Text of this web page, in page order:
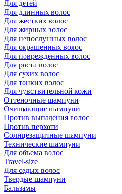
Для детей
Для длинных волос
Для жестких волос
Для жирных волос
Для непослушных волос
Для окрашенных волос
Для поврежденных волос
Для роста волос
Для сухих волос
Для тонких волос
Для чувствительной кожи
Оттеночные шампуни
Очищающие шампуни
Против выпадения волос
Против перхоти
Солнцезащитные шампуни
Технические шампуни
Для объема волос
Travel-size
Для седых волос
Твердые шампуни
Бальзамы